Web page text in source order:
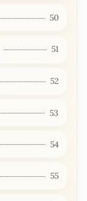
50
51
52
53
54
55